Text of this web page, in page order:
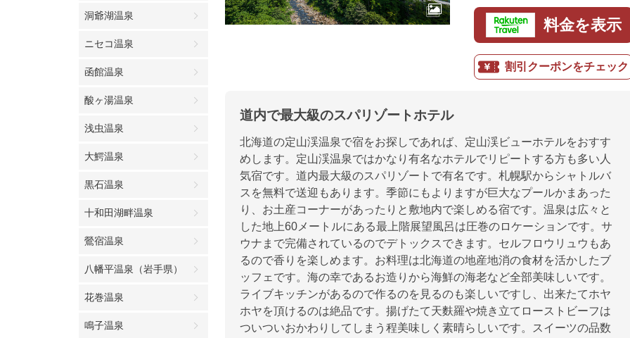
洞爺湖温泉
ニセコ温泉
函館温泉
酸ヶ湯温泉
浅虫温泉
大鰐温泉
黒石温泉
十和田湖畔温泉
鶯宿温泉
八幡平温泉（岩手県）
花巻温泉
鳴子温泉
料金を表示
割引クーポンをチェック
道内で最大級のスパリゾートホテル
北海道の定山渓温泉で宿をお探しであれば、定山渓ビューホテルをおすす
めします。定山渓温泉ではかなり有名なホテルでリピートする方も多い人
気宿です。道内最大級のスパリゾートで有名です。札幌駅からシャトルバ
スを無料で送迎もあります。季節にもよりますが巨大なプールかまあった
り、お土産コーナーがあったりと敷地内で楽しめる宿です。温泉は広々と
した地上60メートルにある最上階展望風呂は圧巻のロケーションです。サ
ウナまで完備されているのでデトックスできます。セルフロウリュウもあ
るので香りを楽しめます。お料理は北海道の地産地消の食材を活かしたブ
ッフェです。海の幸であるお造りから海鮮の海老など全部美味しいです。
ライブキッチンがあるので作るのを見るのも楽しいですし、出来たてホヤ
ホヤを頂けるのは絶品です。揚げたて天麩羅や焼き立てローストビーフは
ついついおかわりしてしまう程美味しく素晴らしいです。スイーツの品数